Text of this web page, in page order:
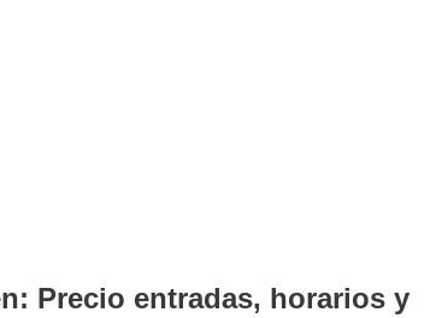
Precio entradas, horarios y